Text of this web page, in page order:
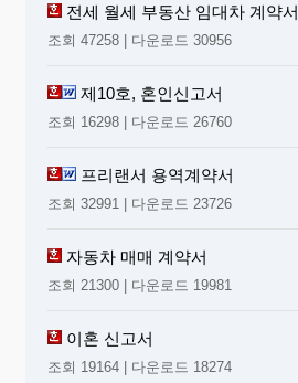
전세 월세 부동산 임대차 계약서
조회 47258 | 다운로드 30956
제10호, 혼인신고서
조회 16298 | 다운로드 26760
프리랜서 용역계약서
조회 32991 | 다운로드 23726
자동차 매매 계약서
조회 21300 | 다운로드 19981
이혼 신고서
조회 19164 | 다운로드 18274